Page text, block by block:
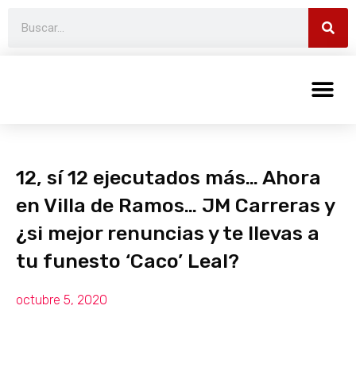
12, sí 12 ejecutados más… Ahora
en Villa de Ramos… JM Carreras y
¿si mejor renuncias y te llevas a
tu funesto ‘Caco’ Leal?
octubre 5, 2020